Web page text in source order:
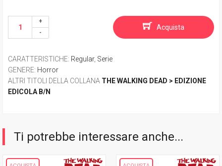
Acquista
CARATTERISTICHE: Regular, Serie
GENERE: Horror
ALTRI TITOLI DELLA COLLANA THE WALKING DEAD > EDIZIONE
EDICOLA B/N
Ti potrebbe interessare anche...